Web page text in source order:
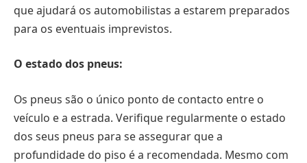
que ajudará os automobilistas a estarem preparados
para os eventuais imprevistos.
O estado dos pneus:
Os pneus são o único ponto de contacto entre o
veículo e a estrada. Verifique regularmente o estado
dos seus pneus para se assegurar que a
profundidade do piso é a recomendada. Mesmo com